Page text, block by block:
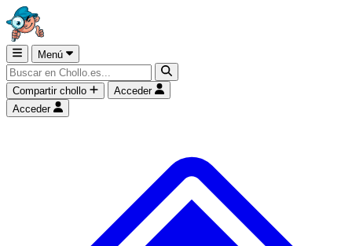
Menú
Compartir chollo
Acceder
Acceder